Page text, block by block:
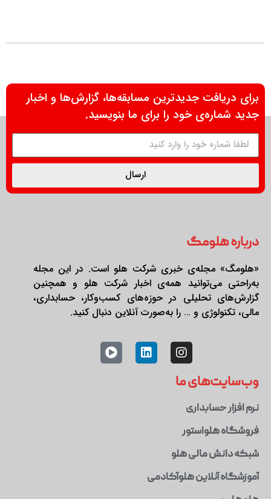
برای دریافت جدیدترین مسابقه‌ها، گزارش‌ها و اخبار
جدید شماره‌ی خود را برای ما بنویسید.
ارسال
درباره هلومگ
«هلومگ» مجله‌ی خبری شرکت هلو است. در این مجله
به‌راحتی می‌توانید همه‌ی اخبار شرکت هلو و همچنین
گزارش‌های تحلیلی در حوزه‌های کسب‌وکار، حسابداری،
مالی، تکنولوژی و … را به‌صورت آنلاین دنبال کنید.
وب‌سایت‌های ما
نرم افزار حسابداری
فروشگاه هلواستور
شبکه دانش مالی هلو
آموزشگاه آنلاین هلوآکادمی